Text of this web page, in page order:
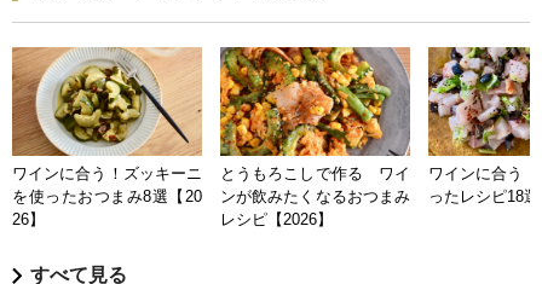
ワインに合う！ズッキーニ
を使ったおつまみ8選【20
26】
とうもろこしで作る ワイ
ンが飲みたくなるおつまみ
レシピ【2026】
ワインに合う
ったレシピ18
すべて見る